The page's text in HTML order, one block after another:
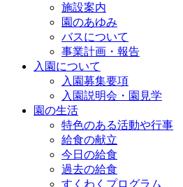
施設案内
園のあゆみ
バスについて
事業計画・報告
入園について
入園募集要項
入園説明会・園見学
園の生活
特色のある活動や行事
給食の献立
今日の給食
過去の給食
すくわくプログラム